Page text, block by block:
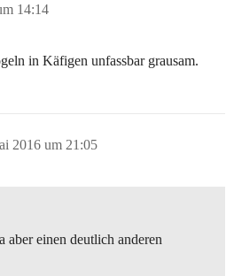
14:14
in Käfigen unfassbar grausam.
2016 um 21:05
aber einen deutlich anderen